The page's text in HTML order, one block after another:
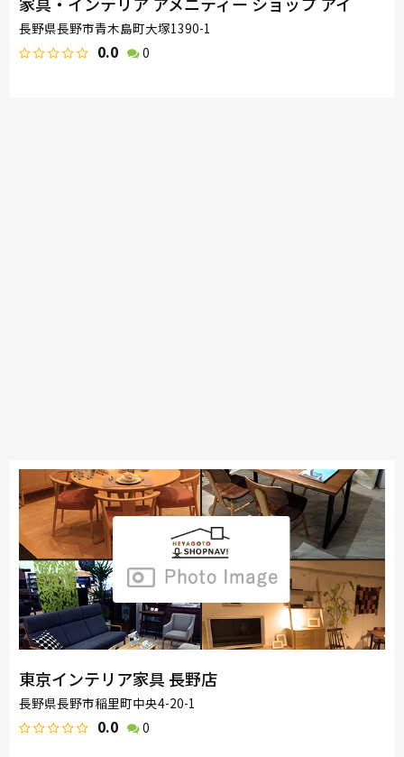
長野県長野市青木島町大塚1390-1
0.0 0
東京インテリア家具 長野店
長野県長野市稲里町中央4-20-1
0.0 0